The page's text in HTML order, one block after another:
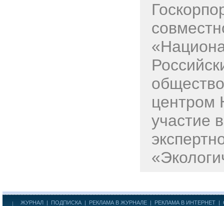
центром
участие
ЖУРНАЛ | ПОДПИСКА | РЕКЛАМА В ЖУРНАЛЕ | РЕКЛАМА В ИНТЕРНЕТ |